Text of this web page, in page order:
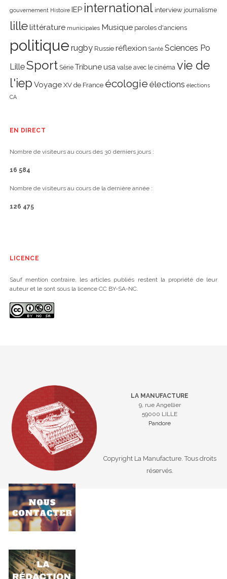
gouvernement Histoire IEP international interview journalisme
lillelittérature municipales Musique paroles d'anciens
politique rugby Russie réflexion Santé Sciences Po
LilleSport Série Tribune usa valse avec le cinéma vie de
l'iep Voyage XV de France écologie élections élections
CA
EN DIRECT
Nombre de visiteurs au cours des 30 derniers jours :
16 584
Nombre de visiteurs au cours de la dernière année :
126 475
LICENCE
Sauf mention contraire, les articles publiés restent la propriété de leur
auteur et le sont sous la licence CC BY-SA-NC.
LA MANUFACTURE
9, rue Angellier
59000 LILLE
Pandore
Copyright La Manufacture. Tous droits
réservés.